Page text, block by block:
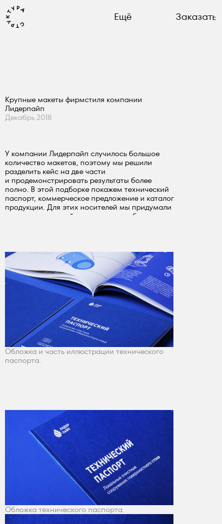
Крупные макеты фирмстиля компании
Лидерпайп
Декабрь 2018
У компании Лидерпайп случилось большое
количество макетов, поэтому мы решили
разделить кейс на две части
и продемонстрировать результаты более
полно. В этой подборке покажем технический
паспорт, коммерческое предложение и каталог
продукции. Для этих носителей мы придумали
стиль иллюстраций и иконок, разработали
Обложка и часть иллюстрации технического
паспорта.
Обложка технического паспорта.